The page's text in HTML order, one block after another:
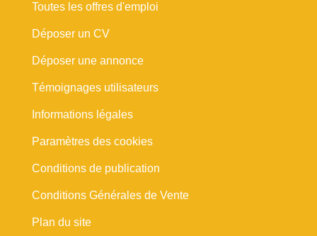
Toutes les offres d'emploi
Déposer un CV
Déposer une annonce
Témoignages utilisateurs
Informations légales
Paramètres des cookies
Conditions de publication
Conditions Générales de Vente
Plan du site